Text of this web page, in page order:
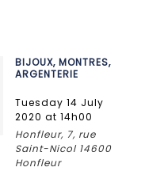
BIJOUX, MONTRES,
ARGENTERIE
Tuesday 14 July
2020 at 14h00
Honfleur, 7, rue
Saint-Nicol 14600
Honfleur